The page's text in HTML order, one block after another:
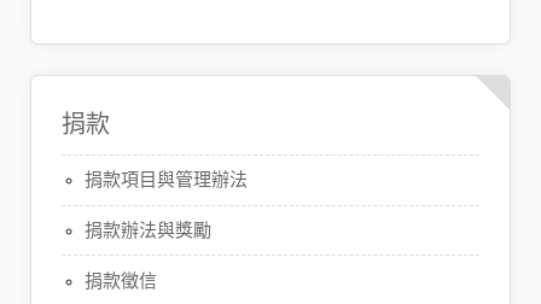
捐款
捐款項目與管理辦法
捐款辦法與獎勵
捐款徵信